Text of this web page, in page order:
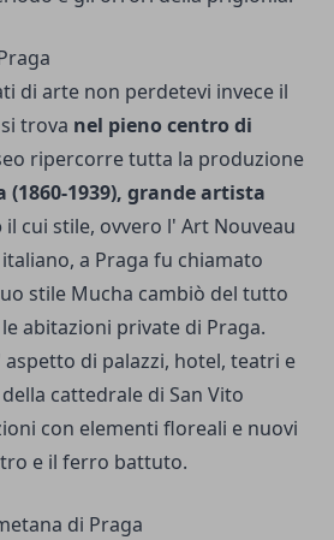
di arte non perdetevi invece il
trova nel pieno centro di
ripercorre tutta la produzione
(1860-1939), grande artista
il cui stile, ovvero l' Art Nouveau
a Praga fu chiamato
stile Mucha cambiò del tutto
abitazioni private di Praga.
di palazzi, hotel, teatri e
cattedrale di San Vito
con elementi floreali e nuovi
e il ferro battuto.
di Praga